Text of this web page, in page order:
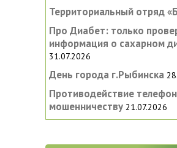
Территориальный отряд
Про Диабет: только
информация о сахарном
31.07.2026
День города г.Рыбинска
Противодействие
мошенничеству 21.07.2026